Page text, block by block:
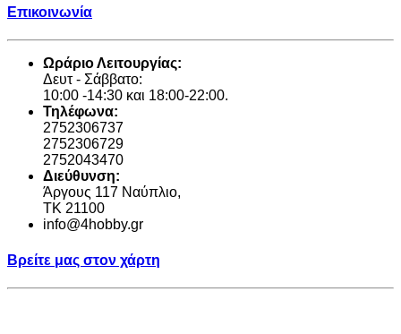
Επικοινωνία
Ωράριο Λειτουργίας:
Δευτ - Σάββατο:
10:00 -14:30 και 18:00-22:00.
Τηλέφωνα:
2752306737
2752306729
2752043470
Διεύθυνση:
Άργους 117 Ναύπλιο,
TK 21100
info@4hobby.gr
Βρείτε μας στον χάρτη